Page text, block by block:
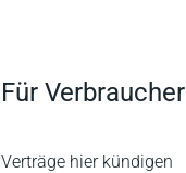
Für Verbraucher
Verträge hier kündigen